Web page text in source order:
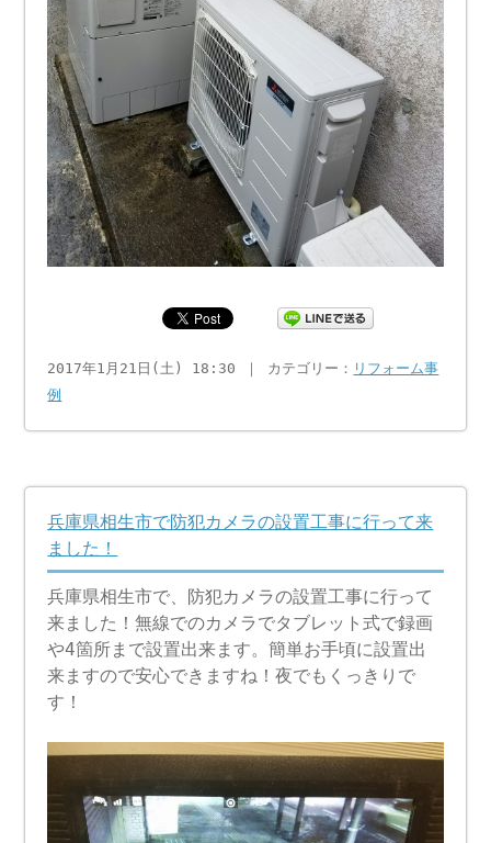
2017年1月21日(土) 18:30 ｜ カテゴリー： リフォーム事
例
兵庫県相生市で防犯カメラの設置工事に行って来
ました！
兵庫県相生市で、防犯カメラの設置工事に行って
来ました！無線でのカメラでタブレット式で録画
や4箇所まで設置出来ます。簡単お手頃に設置出
来ますので安心できますね！夜でもくっきりで
す！